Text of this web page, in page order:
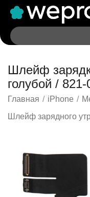
Шлейф
голубой /
Главная / iPhone /
Шлейф зарядного